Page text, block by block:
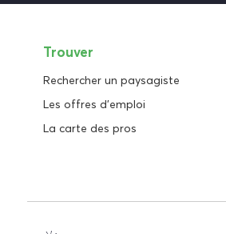
Trouver
Rechercher un paysagiste
Les offres d'emploi
La carte des pros